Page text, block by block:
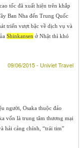
tốc đã xuất hiện trên khắp
Ban Nha đến Trung Quốc
triển vượt bậc về dịch vụ và
Shinkansen ở Nhật thì khó
09/06/2015 - Univiet Travel
người, Osaka thuộc đảo
vốn là trung tâm thương mại
hải cảng chính, “trái tim”